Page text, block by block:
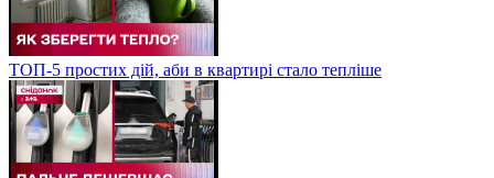
ТОП-5 простих дій, аби в квартирі стало тепліше